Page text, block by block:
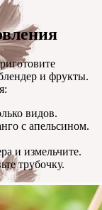
и фрукты.
видов.
с апельсином.
и измельчите.
трубочку.